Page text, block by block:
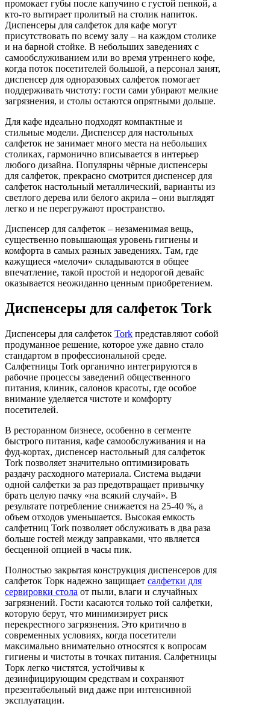
промокает губы после капучино с густой пенкой, а
кто-то вытирает пролитый на столик напиток.
Диспенсеры для салфеток для кафе могут
присутствовать по всему залу – на каждом столике
и на барной стойке. В небольших заведениях с
самообслуживанием или во время утреннего кофе,
когда поток посетителей большой, а персонал занят,
диспенсер для одноразовых салфеток помогает
поддерживать чистоту: гости сами убирают мелкие
загрязнения, и столы остаются опрятными дольше.
Для кафе идеально подходят компактные и
стильные модели. Диспенсер для настольных
салфеток не занимает много места на небольших
столиках, гармонично вписывается в интерьер
любого дизайна. Популярны чёрные диспенсеры
для салфеток, прекрасно смотрится диспенсер для
салфеток настольный металлический, варианты из
светлого дерева или белого акрила – они выглядят
легко и не перегружают пространство.
Диспенсер для салфеток – незаменимая вещь,
существенно повышающая уровень гигиены и
комфорта в самых разных заведениях. Там, где
кажущиеся «мелочи» складываются в общее
впечатление, такой простой и недорогой девайс
оказывается неожиданно ценным приобретением.
Диспенсеры для салфеток Tork
Диспенсеры для салфеток Tork представляют собой
продуманное решение, которое уже давно стало
стандартом в профессиональной среде.
Салфетницы Tork органично интегрируются в
рабочие процессы заведений общественного
питания, клиник, салонов красоты, где особое
внимание уделяется чистоте и комфорту
посетителей.
В ресторанном бизнесе, особенно в сегменте
быстрого питания, кафе самообслуживания и на
фуд-кортах, диспенсер настольный для салфеток
Tork позволяет значительно оптимизировать
раздачу расходного материала. Система выдачи
одной салфетки за раз предотвращает привычку
брать целую пачку «на всякий случай». В
результате потребление снижается на 25-40 %, а
объем отходов уменьшается. Высокая емкость
салфетниц Tork позволяет обслуживать в два раза
больше гостей между заправками, что является
бесценной опцией в часы пик.
Полностью закрытая конструкция диспенсеров для
салфеток Торк надежно защищает салфетки для
сервировки стола от пыли, влаги и случайных
загрязнений. Гости касаются только той салфетки,
которую берут, что минимизирует риск
перекрестного загрязнения. Это критично в
современных условиях, когда посетители
максимально внимательно относятся к вопросам
гигиены и чистоты в точках питания. Салфетницы
Торк легко чистятся, устойчивы к
дезинфицирующим средствам и сохраняют
презентабельный вид даже при интенсивной
эксплуатации.